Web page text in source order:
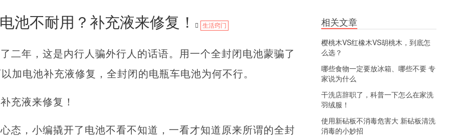
池不耐用？补充液来修复！ 生活窍门
二年，这是内行人骗外行人的话语。用一个全封闭电池蒙骗了
加电池补充液修复，全封闭的电瓶车电池为何不行。
充液来修复！
态，小编撬开了电池不看不知道，一看才知道原来所谓的全封
相关文章
樱桃木VS红橡木VS胡桃木，到底怎
么选？
哪些食物一定要放冰箱、哪些不要 专
家说为什么
干洗店辞职了，科普一下怎么在家洗
羽绒服！
使用新砧板不消毒危害大 新砧板清洗
消毒的小妙招